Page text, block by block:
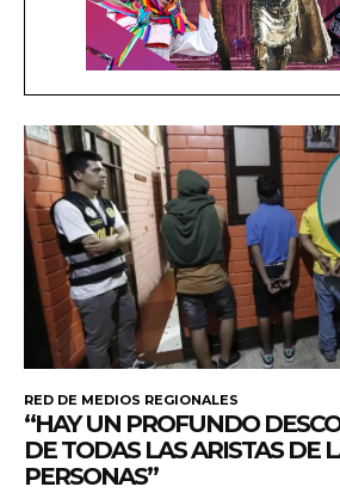
RED DE MEDIOS REGIONALES
“HAY UN PROFUNDO
DE TODAS LAS ARISTAS DE
PERSONAS”